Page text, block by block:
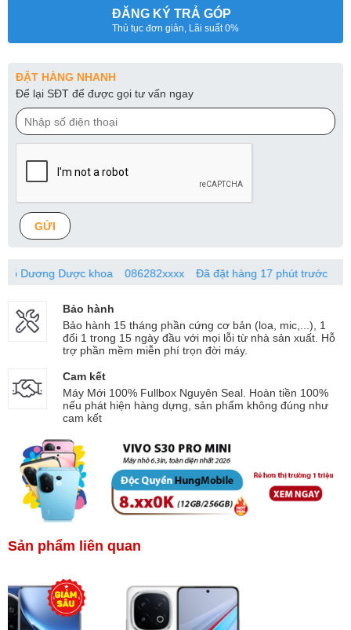
ĐĂNG KÝ TRẢ GÓP
Thủ tục đơn giản, Lãi suất 0%
ĐẶT HÀNG NHANH
Để lại SĐT để được gọi tư vấn ngay
GỬI
Dược khoa 086282xxxx Đã đặt hàng 17 phút trước
Bảo hành
Bảo hành 15 tháng phần cứng cơ bản (loa, mic,...), 1
đổi 1 trong 15 ngày đầu với mọi lỗi từ nhà sản xuất. Hỗ
trợ phần mềm miễn phí trọn đời máy.
Cam kết
Máy Mới 100% Fullbox Nguyên Seal. Hoàn tiền 100%
nếu phát hiện hàng dựng, sản phẩm không đúng như
cam kết
Sản phẩm liên quan